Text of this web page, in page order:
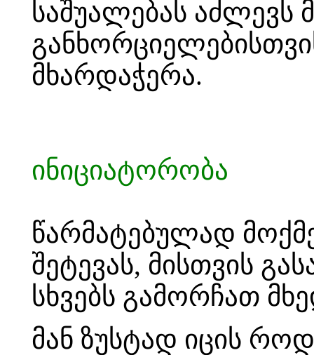
საშუალებას აძლევს
მხარდაჭერა.
ინიციატორობა
წარმატებულად
შეტევას, მისთვის
სხვებს გამორჩათ
მან ზუსტად იცის